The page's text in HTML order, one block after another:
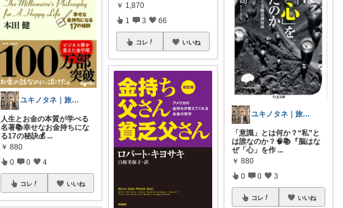
ユキノタネ｜旅と暮らし
人生とお金の本質が学べる
名著📚幸せなお金持ちにな
る17の秘訣💰 ...
￥ 880
0 0 4
コレ いいね
￥ 1,870
1 3 66
コレ いいね
ユキノタネ｜旅と暮らし
「意識」とは何か？“私”と
は誰なのか？🧠📚『脳はな
ぜ「心」を作 ...
￥ 880
0 0 3
コレ いいね